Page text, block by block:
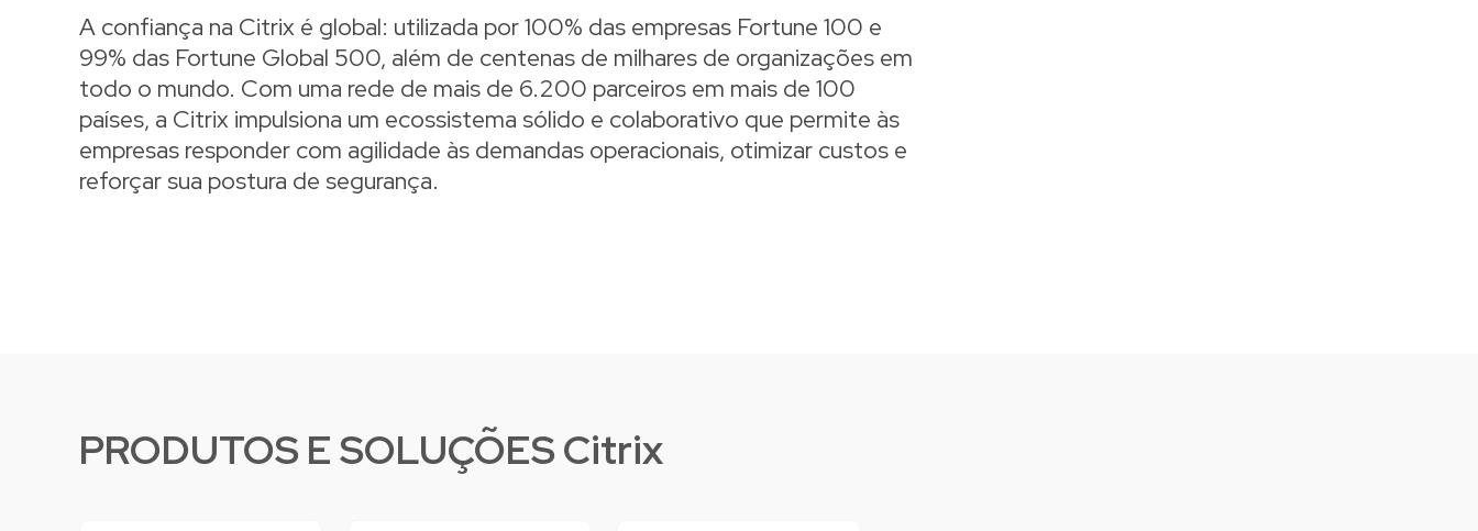
A confiança na Citrix é global: utilizada por 100% das empresas Fortune 100 e
99% das Fortune Global 500, além de centenas de milhares de organizações em
todo o mundo. Com uma rede de mais de 6.200 parceiros em mais de 100
países, a Citrix impulsiona um ecossistema sólido e colaborativo que permite às
empresas responder com agilidade às demandas operacionais, otimizar custos e
reforçar sua postura de segurança.
PRODUTOS E SOLUÇÕES Citrix